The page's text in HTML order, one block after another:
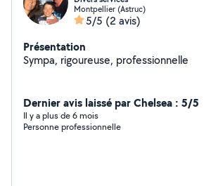
Montpellier (Astruc)
5/5 (2 avis)
Présentation
Sympa, rigoureuse, professionnelle
Dernier avis laissé par Chelsea : 5/5
Il y a plus de 6 mois
Personne professionnelle